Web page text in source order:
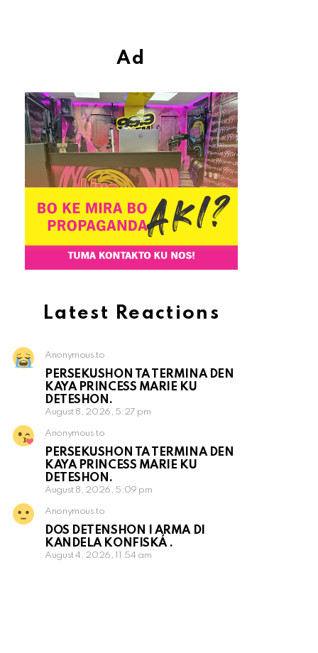
Ad
Latest Reactions
Anonymous to
PERSEKUSHON TA TERMINA DEN
KAYA PRINCESS MARIE KU
DETESHON.
August 8, 2026, 5:27 pm
Anonymous to
PERSEKUSHON TA TERMINA DEN
KAYA PRINCESS MARIE KU
DETESHON.
August 8, 2026, 5:09 pm
Anonymous to
DOS DETENSHON I ARMA DI
KANDELA KONFISKÁ .
August 4, 2026, 11:54 am